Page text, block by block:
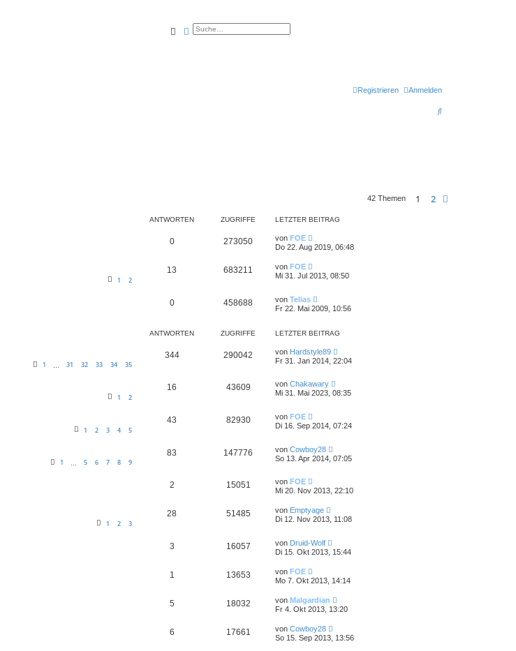
SucheErweiterte Suche
Anmelden
Registrieren
S
42 Themen 1 2
ANTWORTEN ZUGRIFFE LETZTER BEITRAG
0 273050 von FOE
Do 22. Aug 2019, 06:48
1 2
13 683211 von FOE
Mi 31. Jul 2013, 08:50
0 458688 von Telias
Fr 22. Mai 2009, 10:56
ANTWORTEN ZUGRIFFE LETZTER BEITRAG
1 31 32 33 34 35
344 290042 von Hardstyle89
Fr 31. Jan 2014, 22:04
1 2
16 43609 von Chakawary
Mi 31. Mai 2023, 08:35
1 2 3 4 5
43 82930 von FOE
Di 16. Sep 2014, 07:24
1 5 6 7 8 9
83 147776 von Cowboy28
So 13. Apr 2014, 07:05
2 15051 von FOE
Mi 20. Nov 2013, 22:10
1 2 3
28 51485 von Emptyage
Di 12. Nov 2013, 11:08
3 16057 von Druid-Wolf
Di 15. Okt 2013, 15:44
1 13653 von FOE
Mo 7. Okt 2013, 14:14
5 18032 von Malgardian
Fr 4. Okt 2013, 13:20
6 17661 von Cowboy28
So 15. Sep 2013, 13:56